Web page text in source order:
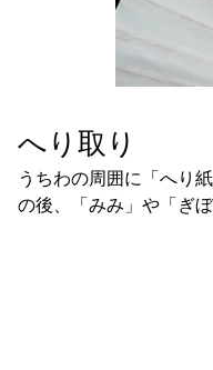
へり取り
うちわの周囲に「へり
の後、「みみ」や「ぎ